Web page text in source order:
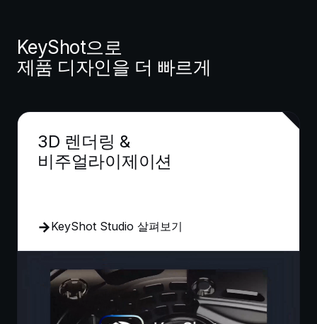
KeyShot으로
제품 디자인을 더 빠르게
3D 렌더링 &
비주얼라이제이션
KeyShot Studio 살펴보기